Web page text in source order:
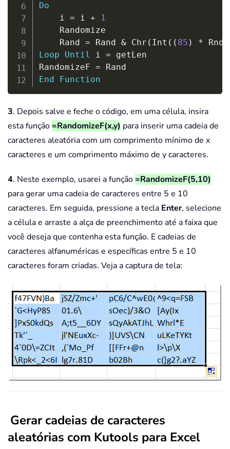
Do
    i
= i +
1
    Randomize
    Rand
= Rand & Chr ( Int ( ( 85 ) * Rnd
Loop
Until i = getLen
RandomizeF =
End
Function
3. Depois salve e feche o código, em uma célula, insira
esta função=RandomizeF(x,y) para inserir uma cadeia de
caracteres aleatória com um comprimento mínimo de x
caracteres e um comprimento máximo de y caracteres.
4. Neste exemplo, usarei a função=RandomizeF(5,10)
para gerar uma cadeia de caracteres entre 5 e 10
caracteres. Em seguida, pressione a tecla Enter, selecione
a célula e arraste a alça de preenchimento até a faixa que
você deseja que contenha esta função. E cadeias de
caracteres alfanuméricas e específicas entre 5 e 10
caracteres foram criadas. Veja a captura de tela:
Gerar cadeias de caracteres
aleatórias com Kutools para Excel